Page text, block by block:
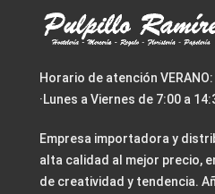
Horario de atención VERANO:
·Lunes a Viernes de 7:00 a
Empresa importadora y
alta calidad al mejor precio,
de creatividad y tendencia.